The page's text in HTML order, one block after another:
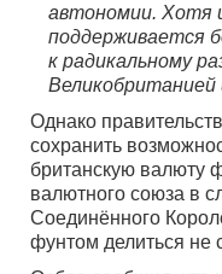
автономии. Хотя
поддерживается
к радикальному
Однако
сохранить
британскую валюту
валютного союза в
Соединённого
фунтом делиться не